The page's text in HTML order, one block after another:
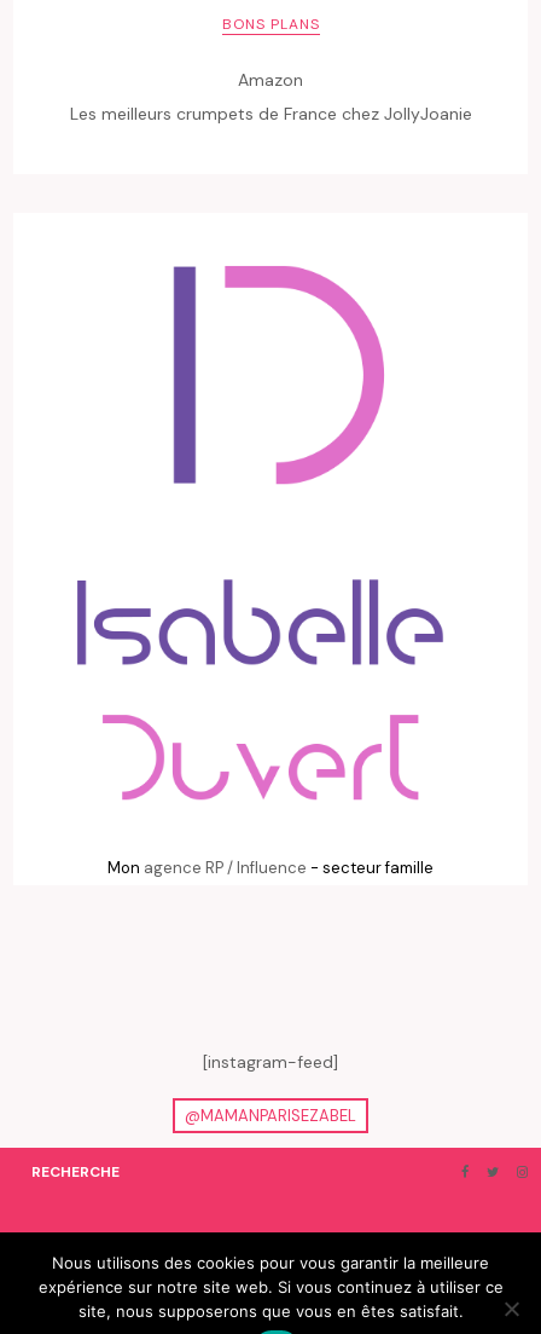
BONS PLANS
Amazon
Les meilleurs crumpets de France chez JollyJoanie
Mon agence RP / Influence - secteur famille
[instagram-feed]
@MAMANPARISEZABEL
RECHERCHE
ON EN PARLE… BLOGROLL
© 2019 e-Zabel - tous droits réservés. fabriqué avec amour par
camille villard | cdltbisou
Nous utilisons des cookies pour vous garantir la meilleure
expérience sur notre site web. Si vous continuez à utiliser ce
site, nous supposerons que vous en êtes satisfait.